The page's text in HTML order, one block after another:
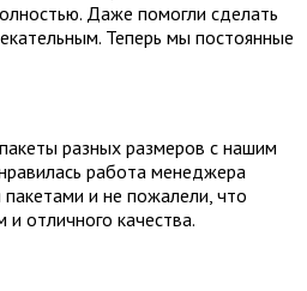
Даже помогли сделать
Теперь мы постоянные
разных размеров с нашим
работа менеджера
и не пожалели, что
и отличного качества.